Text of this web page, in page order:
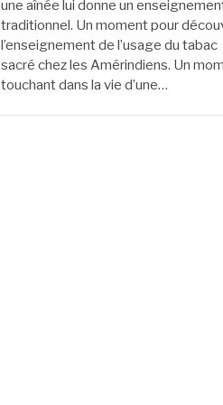
une aînée lui donne un
traditionnel. Un moment pour
l’enseignement de l’usage du tabac
sacré chez les Amérindiens. Un
touchant dans la vie d’une…